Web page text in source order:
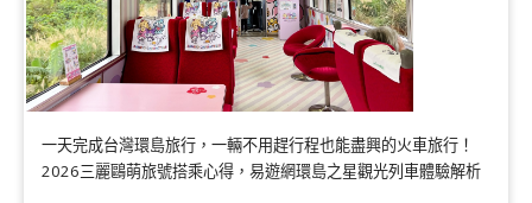
一天完成台灣環島旅行，一輛不用趕行程也能盡興的火車旅行！
2026三麗鷗萌旅號搭乘心得，易遊網環島之星觀光列車體驗解析